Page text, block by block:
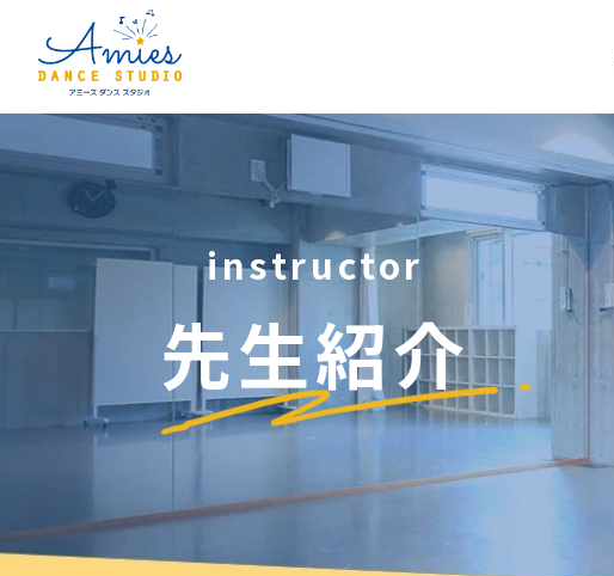
instructor
先生紹介